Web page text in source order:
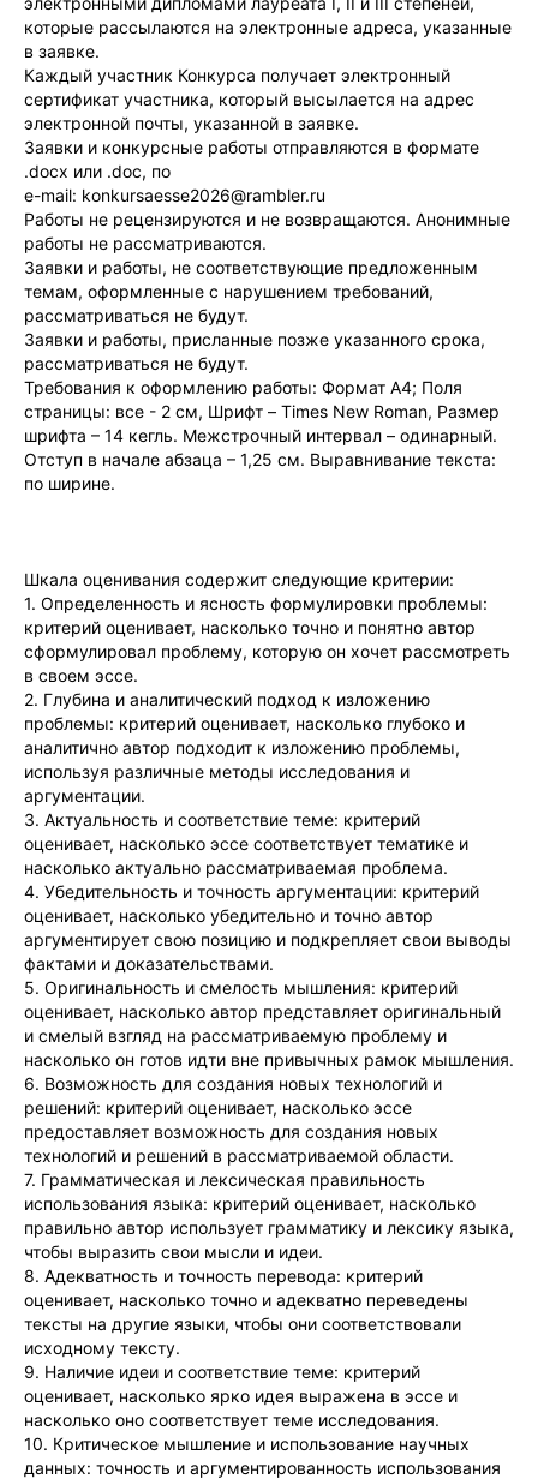
которые рассылаются на электронные адреса, указанные
в заявке.
Каждый участник Конкурса получает электронный
сертификат участника, который высылается на адрес
электронной почты, указанной в заявке.
Заявки и конкурсные работы отправляются в формате
.docx или .doc, по
e-mail: konkursaesse2026@rambler.ru
Работы не рецензируются и не возвращаются. Анонимные
работы не рассматриваются.
Заявки и работы, не соответствующие предложенным
темам, оформленные с нарушением требований,
рассматриваться не будут.
Заявки и работы, присланные позже указанного срока,
рассматриваться не будут.
Требования к оформлению работы: Формат А4; Поля
страницы: все - 2 см, Шрифт – Times New Roman, Размер
шрифта – 14 кегль. Межстрочный интервал – одинарный.
Отступ в начале абзаца – 1,25 см. Выравнивание текста:
по ширине.
Шкала оценивания содержит следующие критерии:
1. Определенность и ясность формулировки проблемы:
критерий оценивает, насколько точно и понятно автор
сформулировал проблему, которую он хочет рассмотреть
в своем эссе.
2. Глубина и аналитический подход к изложению
проблемы: критерий оценивает, насколько глубоко и
аналитично автор подходит к изложению проблемы,
используя различные методы исследования и
аргументации.
3. Актуальность и соответствие теме: критерий
оценивает, насколько эссе соответствует тематике и
насколько актуально рассматриваемая проблема.
4. Убедительность и точность аргументации: критерий
оценивает, насколько убедительно и точно автор
аргументирует свою позицию и подкрепляет свои выводы
фактами и доказательствами.
5. Оригинальность и смелость мышления: критерий
оценивает, насколько автор представляет оригинальный
и смелый взгляд на рассматриваемую проблему и
насколько он готов идти вне привычных рамок мышления.
6. Возможность для создания новых технологий и
решений: критерий оценивает, насколько эссе
предоставляет возможность для создания новых
технологий и решений в рассматриваемой области.
7. Грамматическая и лексическая правильность
использования языка: критерий оценивает, насколько
правильно автор использует грамматику и лексику языка,
чтобы выразить свои мысли и идеи.
8. Адекватность и точность перевода: критерий
оценивает, насколько точно и адекватно переведены
тексты на другие языки, чтобы они соответствовали
исходному тексту.
9. Наличие идеи и соответствие теме: критерий
оценивает, насколько ярко идея выражена в эссе и
насколько оно соответствует теме исследования.
10. Критическое мышление и использование научных
данных: точность и аргументированность использования